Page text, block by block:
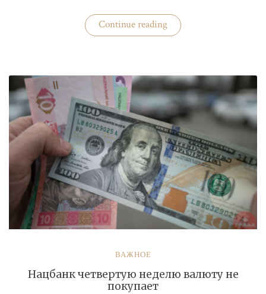
Continue reading«Украина
практически
зерновые
культуры»
ВАЖНОЕ
Нацбанк четвертую неделю валюту не
покупает